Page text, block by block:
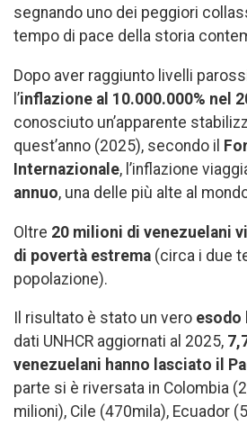
segnando uno dei peggiori
tempo di pace della storia
Dopo aver raggiunto livelli
l’inflazione al 10.000.000% nel
conosciuto un’apparente
quest’anno (2025), secondo il
Internazionale, l’inflazione
annuo, una delle più alte al
Oltre 20 milioni di venezuelani
di povertà estrema (circa i due
popolazione).
Il risultato è stato un vero esodo
dati UNHCR aggiornati al 2025,
venezuelani hanno lasciato il
parte si è riversata in Colombia
milioni), Cile (470mila), Ecuador